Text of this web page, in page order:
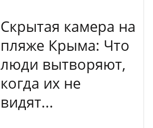
Скрытая камера на
пляже Крыма: Что
люди вытворяют,
когда их не
видят...